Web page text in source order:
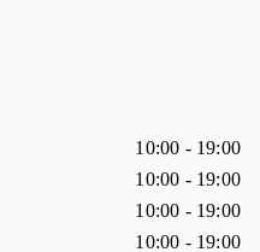
10:00 - 19:00
10:00 - 19:00
10:00 - 19:00
10:00 - 19:00